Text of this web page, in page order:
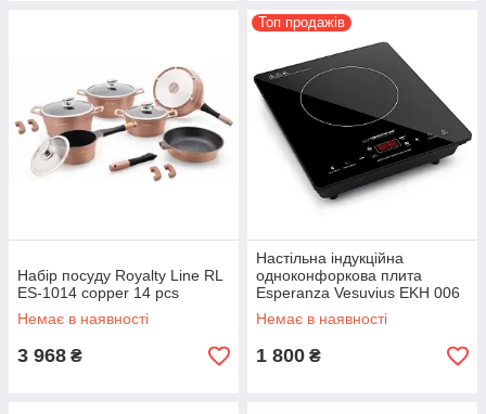
Набір посуду Royalty Line RL
ES-1014 copper 14 pcs
Немає в наявності
3 968 ₴
Топ продажів
Настільна індукційна
одноконфоркова плита
Esperanza Vesuvius EKH 006
Польща
Немає в наявності
1 800 ₴